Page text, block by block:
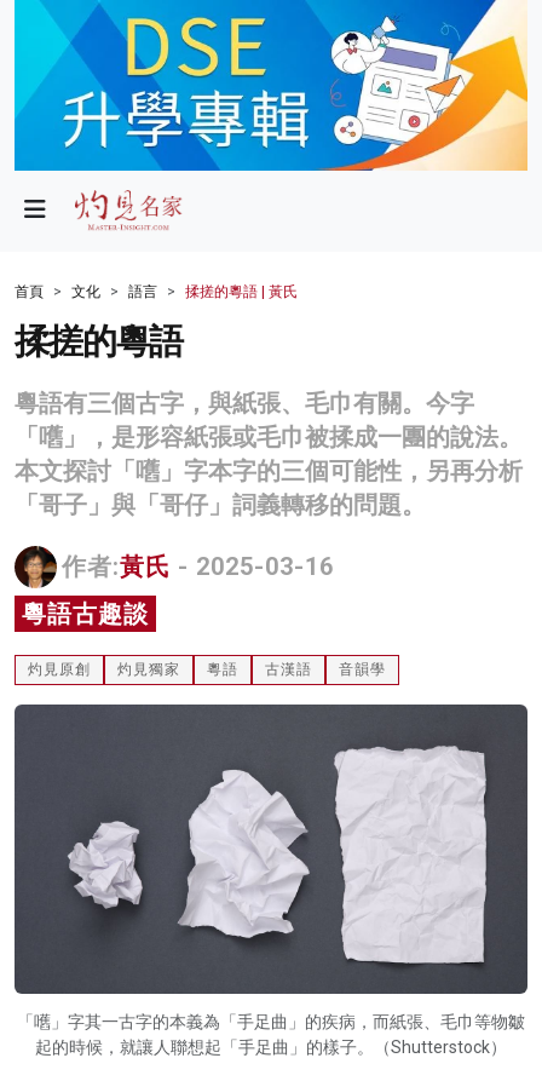
政局
財經
生活
商業
科技
名家榜
灼見活動
關於我們
首頁 文化 語言 揉搓的粵語 | 黃氏
揉搓的粵語
粵語有三個古字，與紙張、毛巾有關。今字
「嚿」，是形容紙張或毛巾被揉成一團的說法。
本文探討「嚿」字本字的三個可能性，另再分析
「哥子」與「哥仔」詞義轉移的問題。
作者:黃氏 - 2025-03-16
粵語古趣談
灼見原創 灼見獨家 粵語 古漢語 音韻學
「嚿」字其一古字的本義為「手足曲」的疾病，而紙張、毛巾等物皺
起的時候，就讓人聯想起「手足曲」的樣子。（Shutterstock）